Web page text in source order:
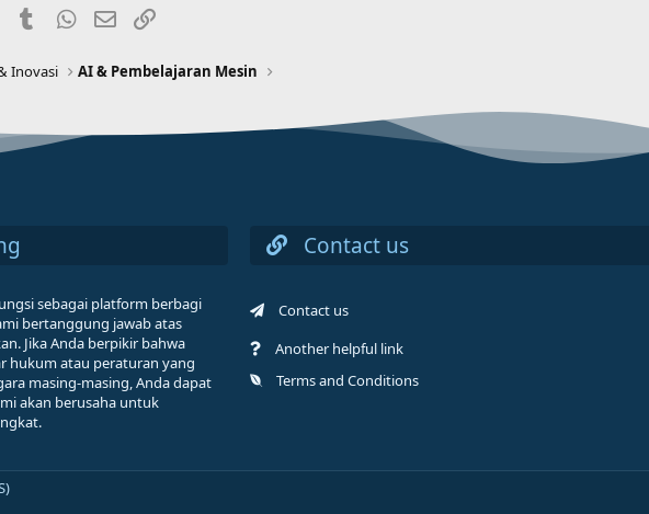
PinterestTumblr WhatsApp
Email
Inovasi AI & Pembelajaran Mesin
sebagai platform berbagi
bertanggung jawab atas
Jika Anda berpikir bahwa
hukum atau peraturan yang
masing-masing, Anda dapat
akan berusaha untuk
Contact us
Contact us
Another helpful link
Terms and Conditions